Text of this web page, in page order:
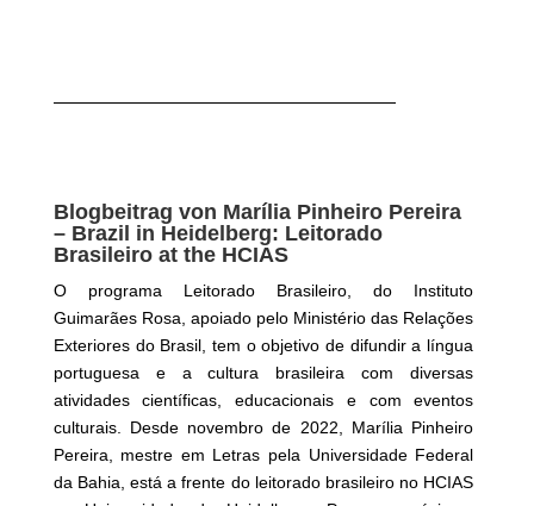
Blogbeitrag von Marília Pinheiro Pereira
– Brazil in Heidelberg: Leitorado
Brasileiro at the HCIAS
O programa Leitorado Brasileiro, do Instituto
Guimarães Rosa, apoiado pelo Ministério das Relações
Exteriores do Brasil, tem o objetivo de difundir a língua
portuguesa e a cultura brasileira com diversas
atividades científicas, educacionais e
com eventos
culturais. Desde novembro de 2022, Marília Pinheiro
Pereira, mestre em Letras pela Universidade Federal
da Bahia, está a frente do leitorado brasileiro no HCIAS